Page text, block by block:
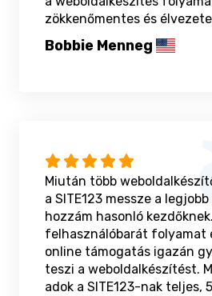
zökkenőmentes és
Bobbie Menneg
Miután több
a SITE123 messze a
hozzám hasonló
felhasználóbarát folyamat
online támogatás igazán
teszi a weboldalkészítést.
adok a SITE123-nak teljes,